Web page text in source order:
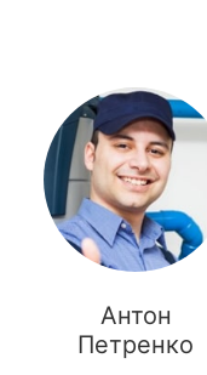
Антон
Петренко